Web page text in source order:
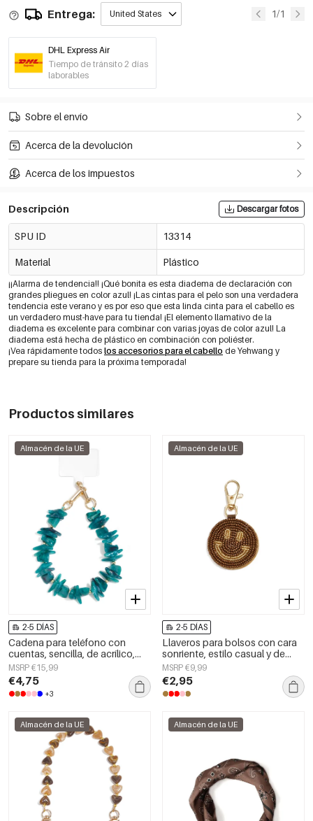
Entrega: United States 1/1
DHL Express Air
Tiempo de tránsito 2 días
laborables
Sobre el envío
Acerca de la devolución
Acerca de los impuestos
Descripción Descargar fotos
SPU ID 13314
Material Plástico
¡¡Alarma de tendencia!! ¡Qué bonita es esta diadema de declaración con
grandes pliegues en color azul! ¡Las cintas para el pelo son una verdadera
tendencia este verano y es por eso que esta linda cinta para el cabello es
un verdadero must-have para tu tienda! ¡El elemento llamativo de la
diadema es excelente para combinar con varias joyas de color azul! La
diadema está hecha de plástico en combinación con poliéster.
¡Vea rápidamente todos los accesorios para el cabello de Yehwang y
prepare su tienda para la próxima temporada!
Productos similares
Almacén de la UE
2-5 DÍAS
Cadena para teléfono con
cuentas, sencilla, de acrílico,
accesorio diario.
MSRP €15,99
€4,75
+3
Almacén de la UE
2-5 DÍAS
Llaveros para bolsos con cara
sonriente, estilo casual y de
cristal, accesorios diarios.
MSRP €9,99
€2,95
Almacén de la UE Almacén de la UE